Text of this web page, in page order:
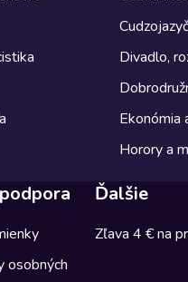
Divadlo,
Ekonómia
Horory a
osobných
Ďalšie
Zľava 4 € na